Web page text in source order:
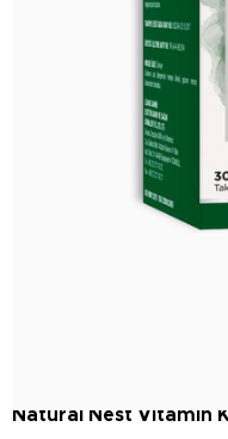
Natural Nest Vitamin